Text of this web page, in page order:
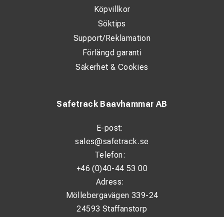
Safetrack Baavhammar AB
E-post:
sales@safetrack.se
Telefon:
+46 (0)40-44 53 00
Adress:
Möllebergavägen 339-24
24593 Staffanstorp
Köpvillkor
Söktips
Support/Reklamation
Förlängd garanti
Säkerhet & Cookies